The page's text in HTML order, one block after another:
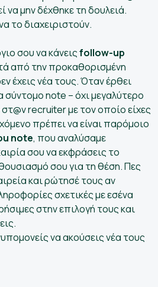
να μην δέχθηκε τη δουλειά.
το διαχειριστούν.
σου να κάνειςfollow-up
από την προκαθορισμένη
έχεις νέα τους. Όταν έρθει
σύντομο note – όχι μεγαλύτερο
recruiter με τον οποίο είχες
πρέπει να είναι παρόμοιο
note, που αναλύσαμε
σου να εκφράσεις το
σου για τη θέση. Πες
και ρώτησέ τους αν
σχετικές με εσένα
στην επιλογή τους και
να ακούσεις νέα τους